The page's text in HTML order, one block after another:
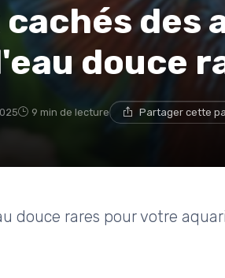
des
douce
9 min de lecture Partager cette
douce rares pour votre